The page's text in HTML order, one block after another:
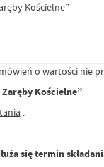
Kościelne”
o wartości nie
Kościelne”
.
się termin